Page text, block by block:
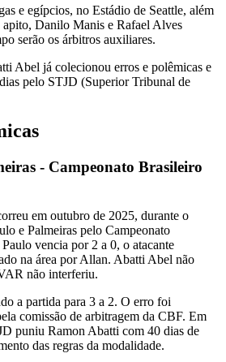
e egípcios, no Estádio de Seattle, além
Danilo Manis e Rafael Alves
serão os árbitros auxiliares.
Abel já colecionou erros e polêmicas e
pelo STJD (Superior Tribunal de
- Campeonato Brasileiro
em outubro de 2025, durante o
e Palmeiras pelo Campeonato
vencia por 2 a 0, o atacante
na área por Allan. Abatti Abel não
não interferiu.
a partida para 3 a 2. O erro foi
comissão de arbitragem da CBF. Em
puniu Ramon Abatti com 40 dias de
das regras da modalidade.